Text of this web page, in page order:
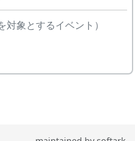
人手不足が心配され
導のもと、棚田オーナ
象とするイベント）